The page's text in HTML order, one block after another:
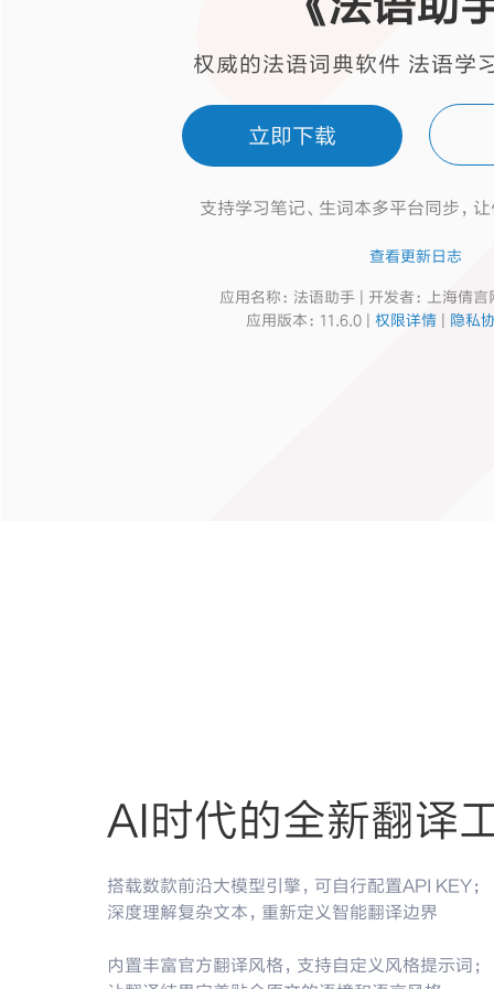
权威的法语词典软件 法语学
立即下载
支持学习笔记、生词本多平台同步，
查看更新日志
应用名称：法语助手 | 开发者：上海倩
应用版本：11.6.0 | 权限详情| 隐私
AI时代的全新翻译
搭载数款前沿大模型引擎，可自行配置API KEY；
深度理解复杂文本，重新定义智能翻译边界
内置丰富官方翻译风格，支持自定义风格提示词；